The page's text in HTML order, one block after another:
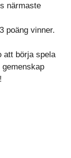
närmaste
poäng vinner.
att börja spela
gemenskap